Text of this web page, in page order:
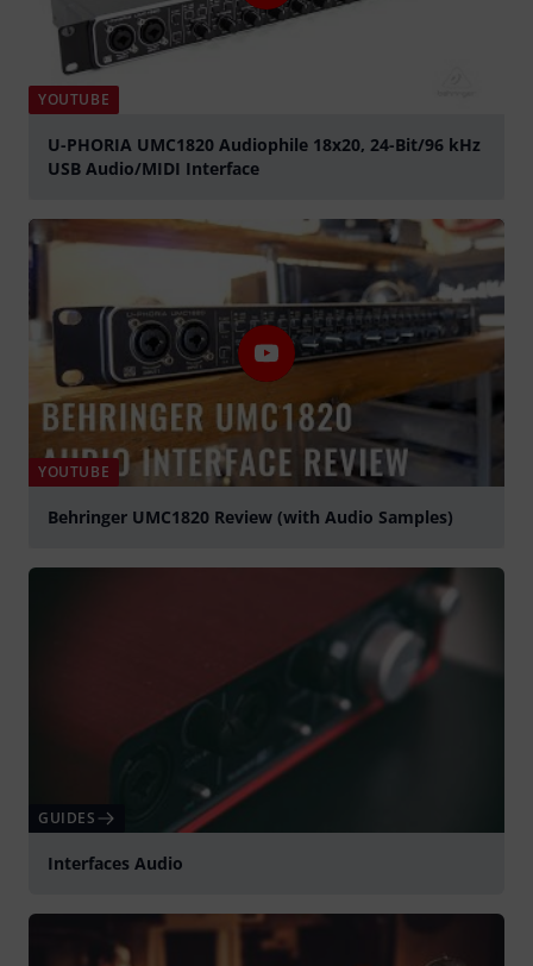
YOUTUBE
U-PHORIA UMC1820 Audiophile 18x20, 24-Bit/96 kHz
USB Audio/MIDI Interface
YOUTUBE
Behringer UMC1820 Review (with Audio Samples)
GUIDES
Interfaces Audio